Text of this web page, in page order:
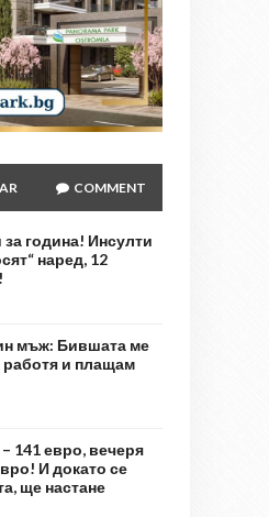
COMMENT
за година! Инсулти
наред, 12
мъж: Бившата ме
работя и плащам
141 евро, вечеря
И докато се
ще настане